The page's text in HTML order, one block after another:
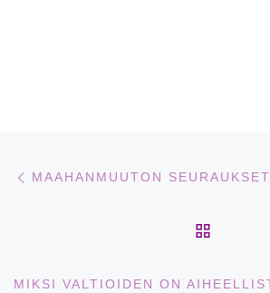
MAAHANMUUTON SEURAUKSET